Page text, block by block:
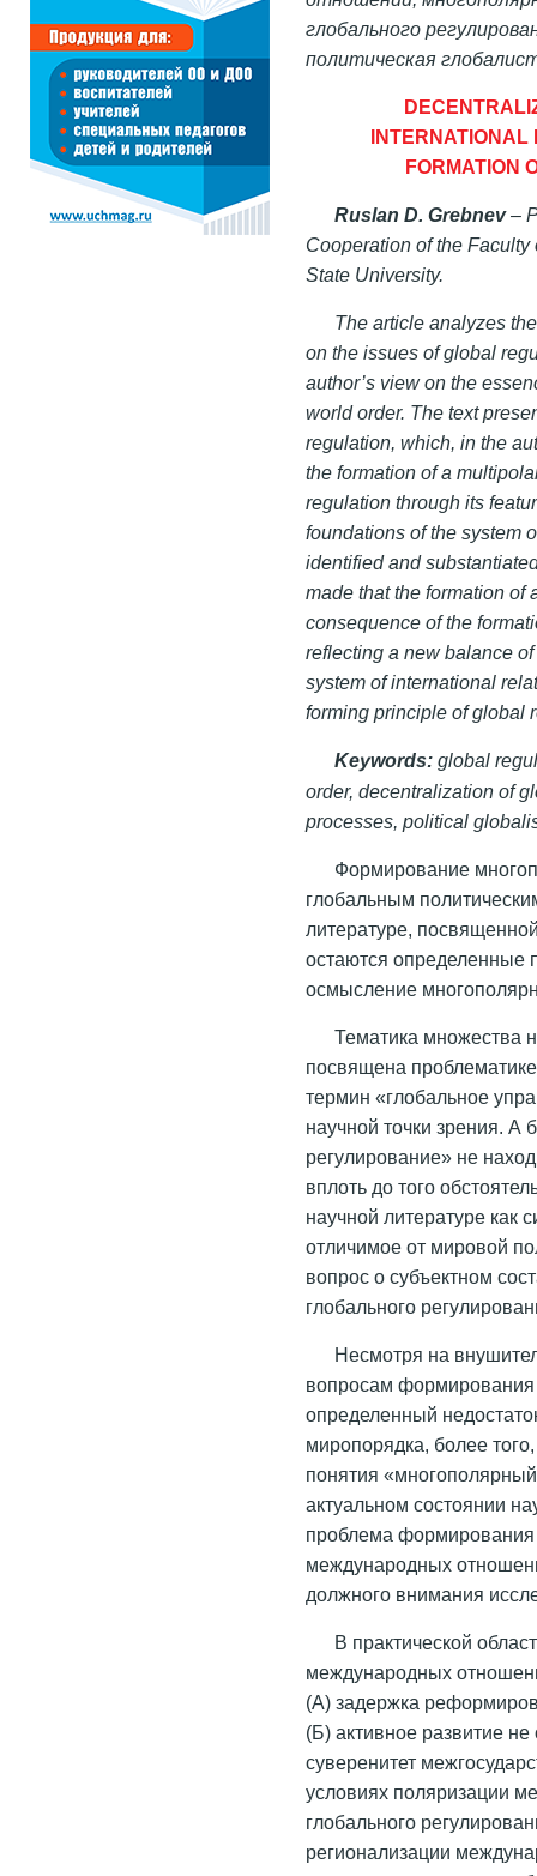
глобального
политическая
INTERNATIONAL
FORMATION
Ruslan D. Grebnev–
Cooperation of the
State University.
The article analyzes
on the issues of global
author’s view on the
world order. The text
regulation, which, in the
the formation of a
regulation through its
foundations of the system
identified and
made that the formation of
consequence of the
reflecting a new balance
system of international
forming principle of global
Keywords: global
order, decentralization of
processes, political
Формирование
глобальным
литературе,
остаются определенные
осмысление
Тематика множества
посвящена
термин «глобальное
научной точки зрения. А
регулирование» не
вплоть до того
научной литературе как
отличимое от мировой
вопрос о субъектном
глобального
Несмотря на
вопросам формирования
определенный
миропорядка, более
понятия
актуальном состоянии
проблема формирования
международных
должного внимания
В практической
международных
(А) задержка
(Б) активное развитие
суверенитет
условиях поляризации
глобального
регионализации